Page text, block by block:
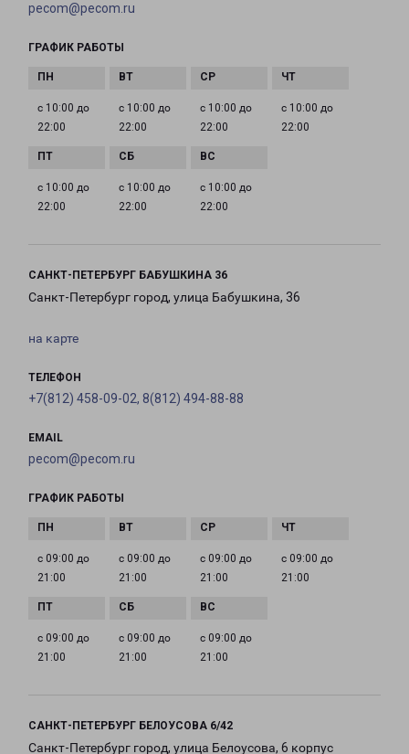
pecom@pecom.ru
ГРАФИК РАБОТЫ
с 10:00 до
22:00
с 10:00 до
22:00
с 10:00 до
22:00
с 10:00 до
22:00
с 10:00 до
22:00
с 10:00 до
22:00
с 10:00 до
22:00
САНКТ-ПЕТЕРБУРГ БАБУШКИНА 36
Санкт-Петербург город, улица Бабушкина, 36
на карте
ТЕЛЕФОН
+7(812) 458-09-02, 8(812) 494-88-88
EMAIL
pecom@pecom.ru
ГРАФИК РАБОТЫ
с 09:00 до
21:00
с 09:00 до
21:00
с 09:00 до
21:00
с 09:00 до
21:00
с 09:00 до
21:00
с 09:00 до
21:00
с 09:00 до
21:00
САНКТ-ПЕТЕРБУРГ БЕЛОУСОВА 6/42
Санкт-Петербург город, улица Белоусова, 6 корпус